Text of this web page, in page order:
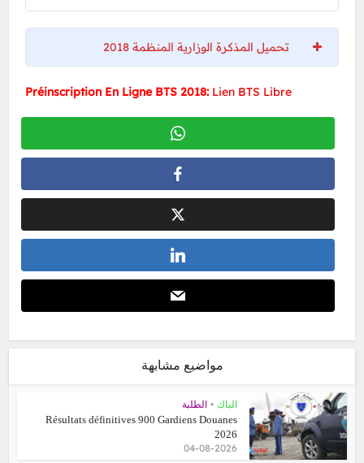
تحميل المذكرة الوزارية المنظمة 2018
Préinscription En Ligne BTS 2018: Lien BTS Libre
مواضيع مشابهة
الباك • الطلبة
Résultats définitives 900 Gardiens Douanes
2026
04-08-2026